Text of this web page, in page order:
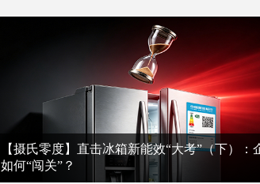
【摄氏零度】直击冰箱新能效“大考”（下）：
如何“闯关”？